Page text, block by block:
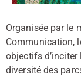
Organisée par le
Communication,
objectifs
diversité des